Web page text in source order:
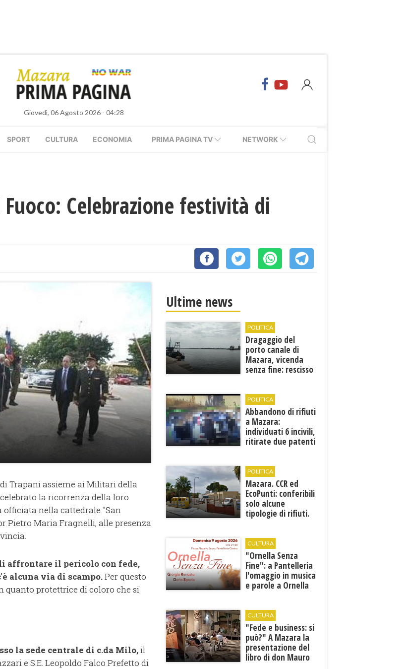
Giovedì, 06 Agosto 2026 - 04:28
SPORT CULTURA ECONOMIA PRIMA PAGINA TV NETWORK
Celebrazione festività di
Trapani assieme ai Militari della
la ricorrenza della loro
officiata nella cattedrale "San
Pietro Maria Fragnelli, alle presenza
affrontare il pericolo con fede,
alcuna via di scampo.Per questo
quanto protettrice di coloro che si
la sede centrale di c.da Milo,il
e S.E. Leopoldo Falco Prefetto di
Ultime news
POLITICA
Dragaggio del
porto canale di
Mazara, vicenda
senza fine: rescisso
POLITICA
Abbandono di rifiuti
a Mazara:
individuati 6 incivili,
ritirate due patenti
POLITICA
Mazara. CCR ed
EcoPunti: conferibili
solo alcune
tipologie di rifiuti.
CULTURA
​"Ornella Senza
Fine": a Pantelleria
l'omaggio in musica
e parole a Ornella
CULTURA
"Fede e business: si
può?" A Mazara la
presentazione del
libro di don Mauro